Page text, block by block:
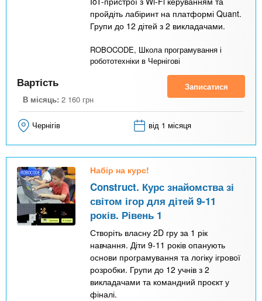
)
пройдіть лабіринт на платформі Quant.
Групи до 12 дітей з 2 викладачами.
ROBOCODE, Школа програмування і
робототехніки в Чернігові
Вартість
В місяць: 2 160 грн
Записатися
Чернігів від 1 місяця
Набір на курс!
Construct. Курс знайомства зі
світом ігор для дітей 9-11
років. Рівень 1
Створіть власну 2D гру за 1 рік
навчання. Діти 9-11 років опанують
основи програмування та логіку ігрової
розробки. Групи до 12 учнів з 2
викладачами та командний проєкт у
фіналі.